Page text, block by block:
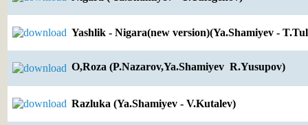
Yashlik - Nigara(new version)(Ya.Shamiyev -
O,Roza (P.Nazarov,Ya.Shamiyev  R.Yusupov)
Razluka (Ya.Shamiyev - V.Kutalev)